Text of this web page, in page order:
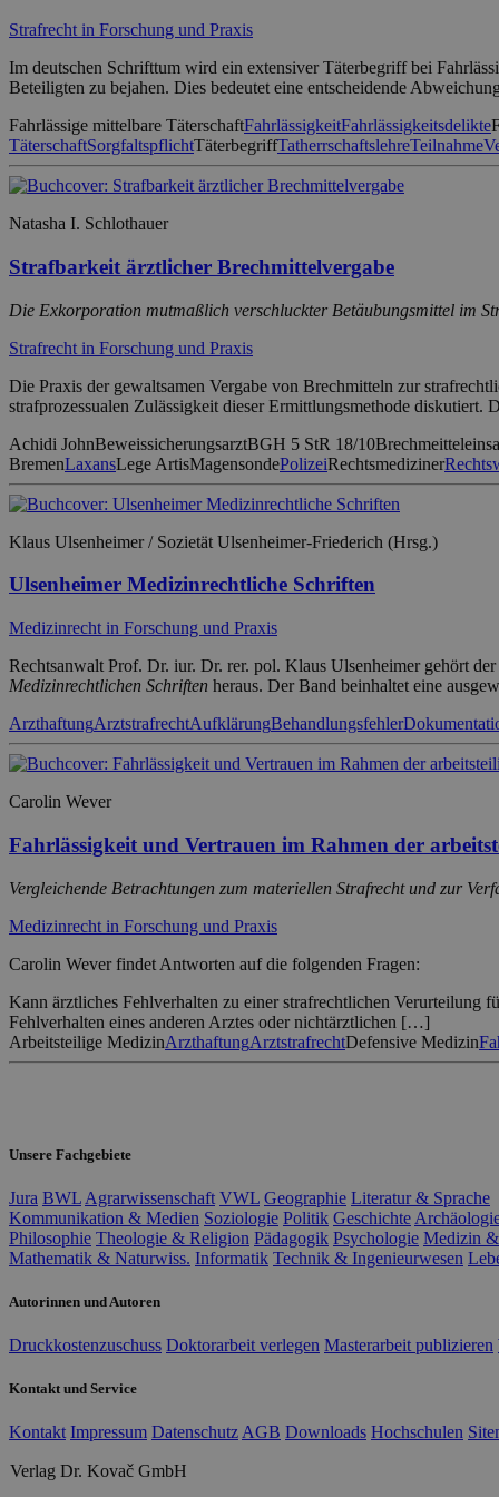
Strafrecht in Forschung und Praxis
Im deutschen Schrifttum wird ein extensiver Täterbegriff bei
Beteiligten zu bejahen. Dies bedeutet eine entscheidende
Fahrlässige mittelbare TäterschaftFahrlässigkeitFahrlässigkeitsdelikte
TäterschaftSorgfaltspflichtTäterbegriffTatherrschaftslehreTeilnahme
Natasha I. Schlothauer
Strafbarkeit ärztlicher Brechmittelvergabe
Die Exkorporation mutmaßlich verschluckter Betäubungsmittel im
Strafrecht in Forschung und Praxis
Die Praxis der gewaltsamen Vergabe von Brechmitteln zur
strafprozessualen Zulässigkeit dieser Ermittlungsmethode
Achidi JohnBeweissicherungsarztBGH 5 StR 18/10
BremenLaxansLege ArtisMagensondePolizeiRechtsmediziner
Klaus Ulsenheimer / Sozietät Ulsenheimer-Friederich (Hrsg.)
Ulsenheimer Medizinrechtliche Schriften
Medizinrecht in Forschung und Praxis
Rechtsanwalt Prof. Dr. iur. Dr. rer. pol. Klaus Ulsenheimer gehört
Medizinrechtlichen Schriften heraus. Der Band beinhaltet eine
ArzthaftungArztstrafrechtAufklärungBehandlungsfehler
Carolin Wever
Fahrlässigkeit und Vertrauen im Rahmen der
Vergleichende Betrachtungen zum materiellen Strafrecht und zur
Medizinrecht in Forschung und Praxis
Carolin Wever findet Antworten auf die folgenden Fragen:
Kann ärztliches Fehlverhalten zu einer strafrechtlichen Verurteilung
Fehlverhalten eines anderen Arztes oder nichtärztlichen […]
Arbeitsteilige MedizinArzthaftungArztstrafrechtDefensive Medizin
Unsere Fachgebiete
Jura BWL Agrarwissenschaft VWL Geographie Literatur & Sprache
Kommunikation & Medien Soziologie Politik Geschichte
Philosophie Theologie & Religion Pädagogik Psychologie Medizin
Mathematik & Naturwiss. Informatik Technik & Ingenieurwesen
Autorinnen und Autoren
Druckkostenzuschuss Doktorarbeit verlegen Masterarbeit publizieren
Kontakt und Service
Kontakt Impressum Datenschutz AGB Downloads Hochschulen
Verlag Dr. Kovač GmbH